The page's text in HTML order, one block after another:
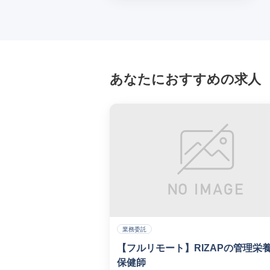
あなたにおすすめの求人
業務委託
【フルリモート】RIZAPの管理栄
保健師